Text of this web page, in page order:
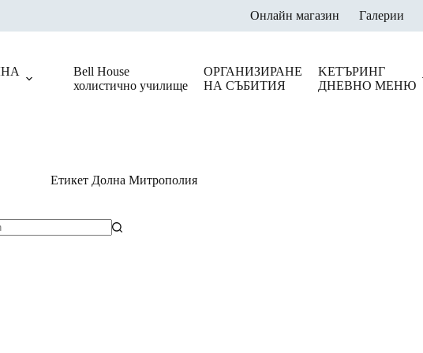
Онлайн магазин Галерии
Bell House
холистично училище
ОРГАНИЗИРАНЕ
НА СЪБИТИЯ
KЕТЪРИНГ
ДНЕВНО МЕНЮ
ЕтикетДолна Митрополия